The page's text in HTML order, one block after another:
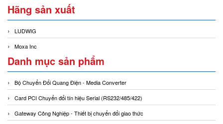
Hãng sản xuất
LUDWIG
Moxa Inc
Danh mục sản phẩm
Bộ Chuyển Đổi Quang Điện - Media Converter
Card PCI Chuyển đổi tín hiệu Serial (RS232/485/422)
Gateway Công Nghiệp - Thiết bị chuyển đổi giao thức